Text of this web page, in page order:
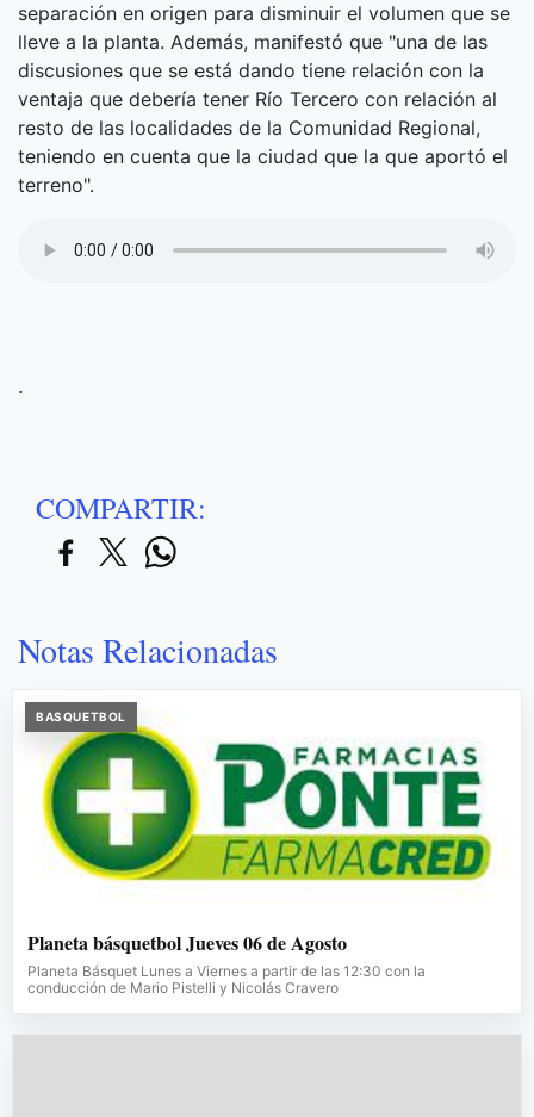
separación en origen para disminuir el volumen que se
lleve a la planta. Además, manifestó que "una de las
discusiones que se está dando tiene relación con la
ventaja que debería tener Río Tercero con relación al
resto de las localidades de la Comunidad Regional,
teniendo en cuenta que la ciudad que la que aportó el
terreno".
.
COMPARTIR:
Notas Relacionadas
BASQUETBOL
Planeta básquetbol Jueves 06 de Agosto
Planeta Básquet Lunes a Viernes a partir de las 12:30 con la
conducción de Mario Pistelli y Nicolás Cravero